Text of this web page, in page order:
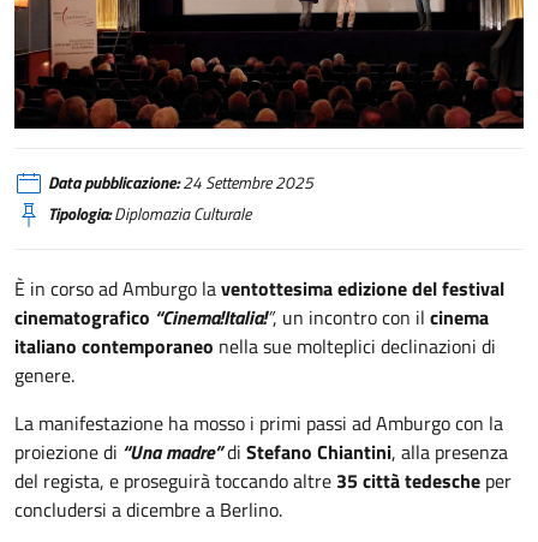
Amburgo, rassegna “Cinema!Italia!”
Data pubblicazione:24 Settembre 2025
Tipologia:Diplomazia Culturale
È in corso ad Amburgo laventottesima edizione del festival
cinematografico “Cinema!Italia!”, un incontro con il cinema
italiano contemporaneo nella sue molteplici declinazioni di
genere.
La manifestazione ha mosso i primi passi ad Amburgo con la
proiezione di “Una madre”di Stefano Chiantini, alla presenza
del regista, e proseguirà toccando altre 35 città tedesche per
concludersi a dicembre a Berlino.